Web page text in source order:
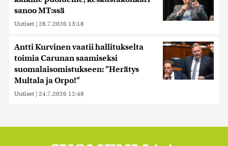
sanoo MT:ssä
Uutiset | 28.7.2026 13:18
Antti Kurvinen vaatii hallitukselta
toimia Carunan saamiseksi
suomalaisomistukseen: ”Herätys
Multala ja Orpo!”
Uutiset | 24.7.2026 12:48